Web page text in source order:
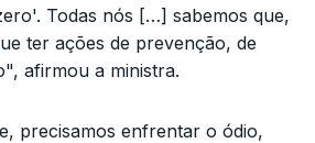
Todas nós […] sabemos que,
ter ações de prevenção, de
afirmou a ministra.
precisamos enfrentar o ódio,